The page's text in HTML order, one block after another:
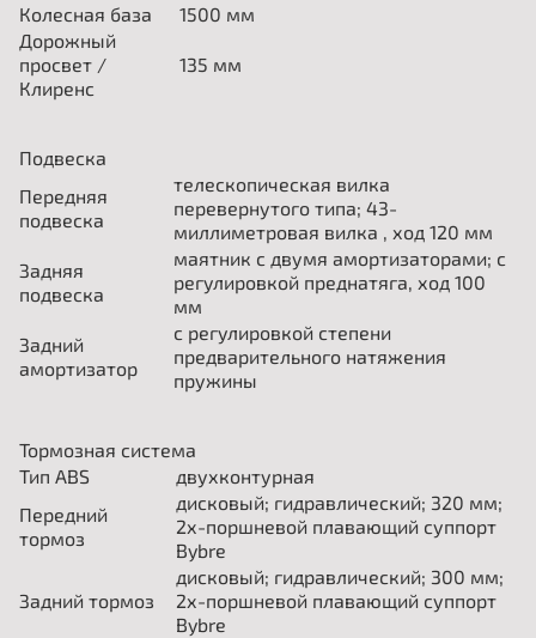
Колесная база 1500 мм
Дорожный
просвет /
Клиренс
135 мм
Подвеска
Передняя
подвеска
телескопическая вилка
перевернутого типа; 43-
миллиметровая вилка , ход 120 мм
Задняя
подвеска
маятник с двумя амортизаторами; с
регулировкой преднатяга, ход 100
мм
Задний
амортизатор
с регулировкой степени
предварительного натяжения
пружины
Тормозная система
Тип ABS
двухконтурная
Передний
тормоз
дисковый; гидравлический; 320 мм;
2х-поршневой плавающий суппорт
Bybre
Задний тормоз
дисковый; гидравлический; 300 мм;
2х-поршневой плавающий суппорт
Bybre